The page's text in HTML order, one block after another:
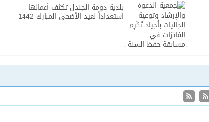
بلدية دومة الجندل تكثف أعمالها
استعداداً لعيد الأضحى المبارك 1442